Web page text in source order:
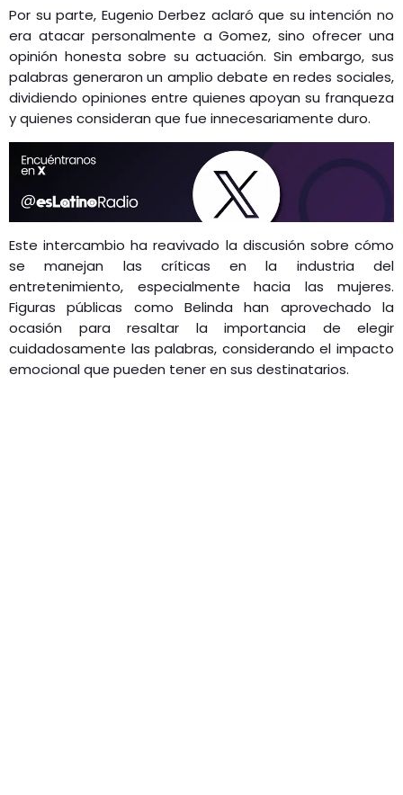
Por su parte, Eugenio Derbez aclaró que su intención no
era atacar personalmente a Gomez, sino ofrecer una
opinión honesta sobre su actuación. Sin embargo, sus
palabras generaron un amplio debate en redes sociales,
dividiendo opiniones entre quienes apoyan su franqueza
y quienes consideran que fue innecesariamente duro​.
Este intercambio ha reavivado la discusión sobre cómo
se manejan las críticas en la industria del
entretenimiento, especialmente hacia las mujeres.
Figuras públicas como Belinda han aprovechado la
ocasión para resaltar la importancia de elegir
cuidadosamente las palabras, considerando el impacto
emocional que pueden tener en sus destinatarios​.